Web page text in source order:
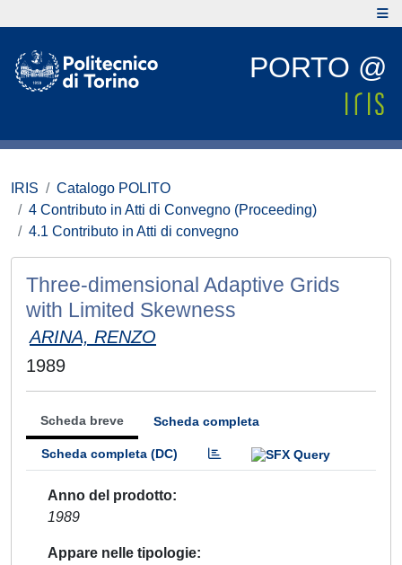
PORTO @
IRIS
Catalogo POLITO
4 Contributo in Atti di Convegno (Proceeding)
4.1 Contributo in Atti di convegno
Three-dimensional Adaptive Grids
with Limited Skewness
ARINA, RENZO
1989
Scheda breve Scheda completa
Scheda completa (DC)
Anno del prodotto
1989
Appare nelle tipologie